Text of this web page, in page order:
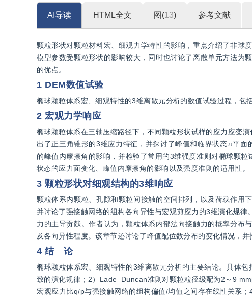
AI导读 HTML全文 图(13) 参考文献
颗粒形状对颗粒材料宏、细观力学特性的影响，重点介绍了非球
模型参数受颗粒形状的影响较大，同时也讨论了离散单元方法为
的优点。
1 DEM数值试验
椭球颗粒体系宏、细观特性的3维离散元分析的数值试验过程，包
2 宏观力学响应
椭球颗粒体系在三轴压缩路径下，不同颗粒形状试样的应力应变
出了正三角锥形的3维应力特征，并探讨了峰值和临界状态π平
的峰值内摩擦角的影响，并检验了常用的3维强度准则对椭球颗
状态的应力面变化、峰值内摩擦角的影响以及强度准则的适用性。
3 颗粒形状对细观结构的3维响应
颗粒体系内颗粒、孔隙和颗粒间接触的空间排列，以及荷载作用
并讨论了强接触网络的组构各向异性与宏观剪应力的3维演化规
力的主导贡献。作者认为，颗粒体系内部法向接触力的概率分布
及各向异性程度。该章节还讨论了峰值配位数分布的变化情况，
4 结 论
椭球颗粒体系宏、细观特性的3维离散元分析的主要结论。具体
致的演化规律；2）Lade–Duncan准则对颗粒粒径级配为2～9
宏观应力比q/p与强接触网络的组构偏值/均值之间存在线性关系